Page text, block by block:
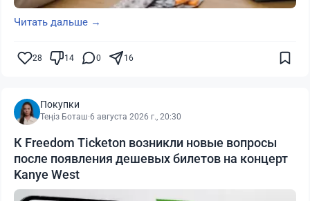
Читать дальше →
28 14 0 16
Покупки
Теңіз Боташ·6 августа 2026 г., 20:30
К Freedom Ticketon возникли новые вопросы
после появления дешевых билетов на концерт
Kanye West